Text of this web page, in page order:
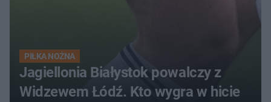
PIŁKA NOŻNA
Jagiellonia Białystok powalczy z
Widzewem Łódź. Kto wygra w hicie